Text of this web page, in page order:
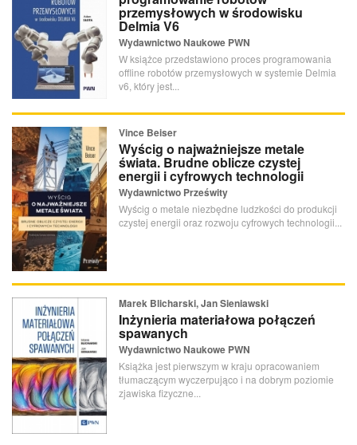
przemysłowych w środowisku
Delmia V6
Wydawnictwo Naukowe PWN
W książce przedstawiono proces programowania
offline robotów przemysłowych w systemie Delmia
v6, który jest...
Vince Beiser
Wyścig o najważniejsze metale
świata. Brudne oblicze czystej
energii i cyfrowych technologii
Wydawnictwo Prześwity
Wyścig o metale niezbędne ludzkości do produkcji
czystej energii oraz rozwoju cyfrowych technologii...
Marek Blicharski, Jan Sieniawski
Inżynieria materiałowa połączeń
spawanych
Wydawnictwo Naukowe PWN
Książka jest pierwszym w kraju opracowaniem
tłumaczącym wyczerpująco i na dobrym poziomie
zjawiska fizyczne...